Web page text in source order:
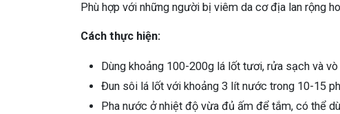
Phù hợp với những người bị viêm da cơ địa lan rộng
Cách thực hiện:
Dùng khoảng 100-200g lá lốt tươi, rửa sạch và vò
Đun sôi lá lốt với khoảng 3 lít nước trong 10-15
Pha nước ở nhiệt độ vừa đủ ấm để tắm, có thể